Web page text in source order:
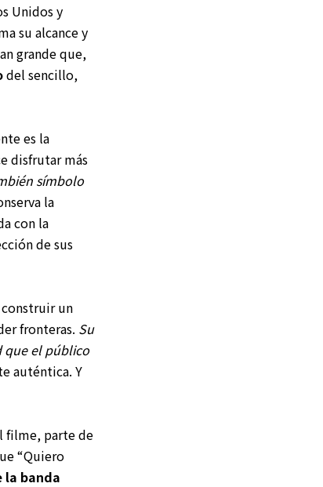
Unidos y
su alcance y
grande que,
del sencillo,
es la
disfrutar más
símbolo
la
con la
de sus
construir un
fronteras. Su
que el público
auténtica. Y
filme, parte de
“Quiero
la banda